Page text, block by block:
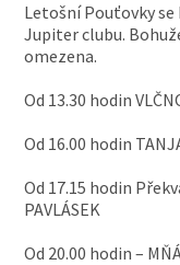
Letošní Pouťovky
Jupiter clubu.
omezena.
Od 13.30 hodin
Od 16.00 hodin
Od 17.15 hodin
PAVLÁSEK
Od 20.00 hodin –